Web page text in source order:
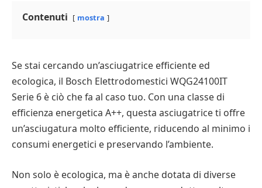
Contenuti mostra
Se stai cercando un’asciugatrice efficiente ed
ecologica, il Bosch Elettrodomestici WQG24100IT
Serie 6 è ciò che fa al caso tuo. Con una classe di
efficienza energetica A++, questa asciugatrice ti offre
un’asciugatura molto efficiente, riducendo al minimo i
consumi energetici e preservando l’ambiente.
Non solo è ecologica, ma è anche dotata di diverse